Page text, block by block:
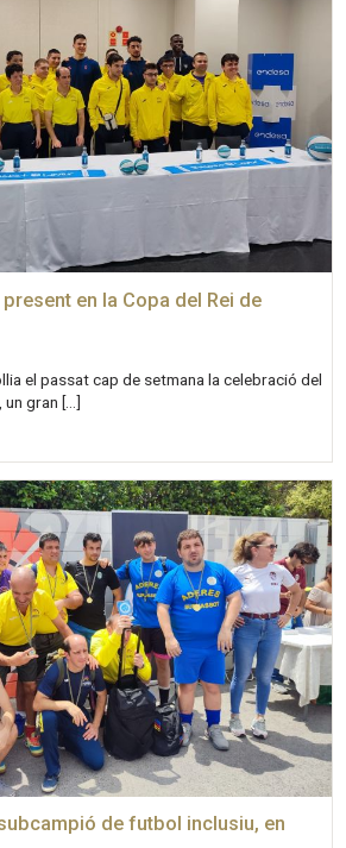
en la Copa del Rei de
el passat cap de setmana la celebració del
un gran […]
de futbol inclusiu, en